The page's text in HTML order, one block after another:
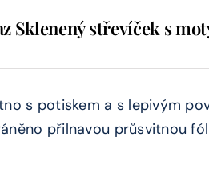
Sklenený střevíček s
s potiskem a s lepivým
přilnavou průsvitnou